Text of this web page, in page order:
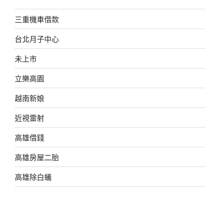
三重機車借款
台北月子中心
未上市
立樂高園
越南新娘
近視雷射
高雄借錢
高雄房屋二胎
高雄除白蟻